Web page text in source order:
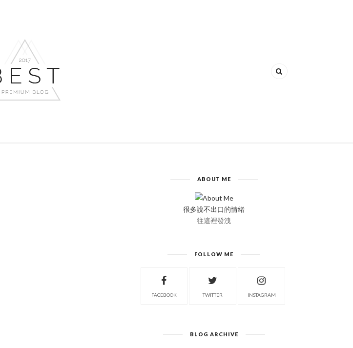
ABOUT ME
很多說不出口的情緒
往這裡發洩
FOLLOW ME
FACEBOOK TWITTER INSTAGRAM
BLOG ARCHIVE